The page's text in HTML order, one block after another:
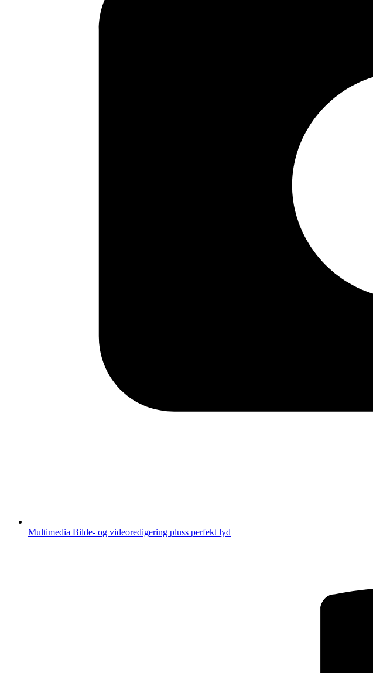
Multimedia Bilde- og videoredigering pluss perfekt lyd